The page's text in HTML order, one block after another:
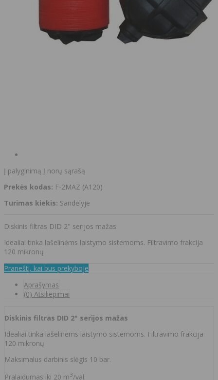
Į palyginimą Į norų sąrašą
Prekės kodas: F-2MAZ (A120)
Turimas kiekis: Sandėlyje
Diskinis filtras DID 2" serijos mažas
Idealiai tinka lašelinėms laistymo sistemoms. Filtravimo frakcija
120 mikronų
Pranešti, kai bus prekyboje
Aprašymas
(0) Atsiliepimai
Diskinis filtras DID 2" serijos mažas
Idealiai tinka lašelinėms laistymo sistemoms. Filtravimo frakcija
120 mikronų
Maksimalus darbinis slėgis 10 bar.
Pralaidumas iki 20 m3/val.